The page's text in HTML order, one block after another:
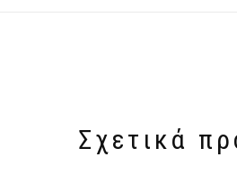
Σχετικά